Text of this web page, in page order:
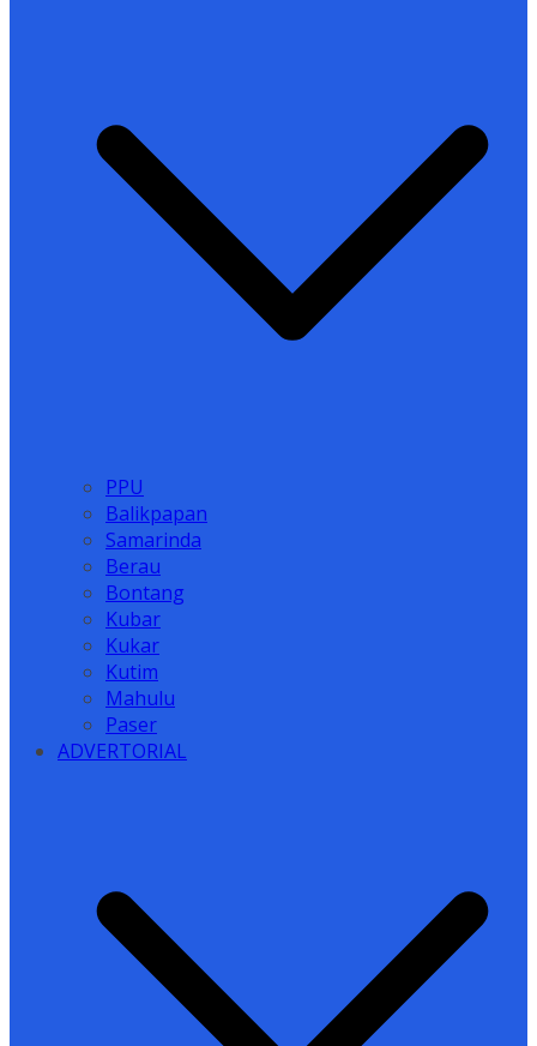
PPU
Balikpapan
Samarinda
Berau
Bontang
Kubar
Kukar
Kutim
Mahulu
Paser
ADVERTORIAL